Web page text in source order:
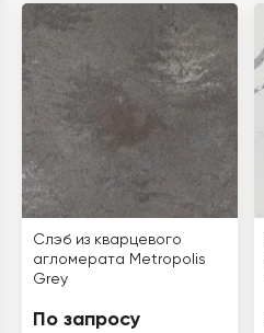
Слэб из кварцевого
агломерата Metropolis
Grey
По запросу